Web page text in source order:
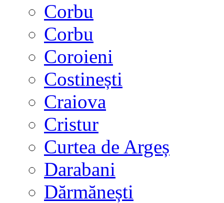
Corbu
Corbu
Coroieni
Costinești
Craiova
Cristur
Curtea de Argeș
Darabani
Dărmănești